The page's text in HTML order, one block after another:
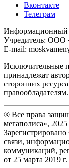
Вконтакте
Телеграм
Информационный
Учредитель: ООО
E-mail:
Исключительные
принадлежат
сторонних
правообладателям.
® Все права
мегаполиса», 2025
связи,
коммуникаций,
от 25 марта 2019 г.